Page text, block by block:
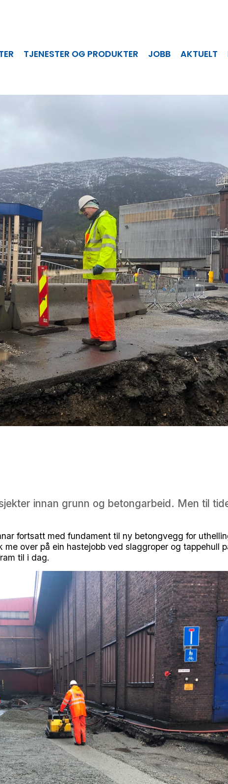
TJENESTER OG PRODUKTER JOBB AKTUELT
innan grunn og betongarbeid. Men til
fortsatt med fundament til ny betongvegg for
over på ein hastejobb ved slaggroper og tappehull
til i dag.